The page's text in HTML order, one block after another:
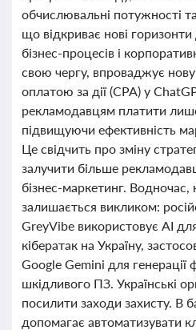
обчислювальні потужності
що відкриває нові горизонти
бізнес-процесів і
свою чергу, впроваджує
оплатою за дії (CPA) у
рекламодавцям платити лише
підвищуючи ефективність
Це свідчить про зміну
залучити більше
бізнес-маркетинг. Водночас,
залишається викликом:
GreyVibe використовує AI
кібератак на Україну,
Google Gemini для генерації
шкідливого ПЗ. Українські
посилити заходи захисту. В
допомагає автоматизувати